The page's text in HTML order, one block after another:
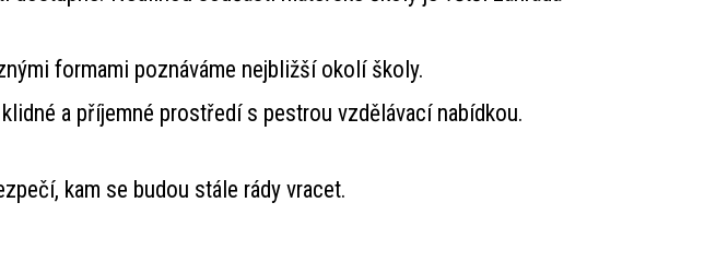
formami poznáváme nejbližší okolí školy.
a příjemné prostředí s pestrou vzdělávací nabídkou.
kam se budou stále rády vracet.